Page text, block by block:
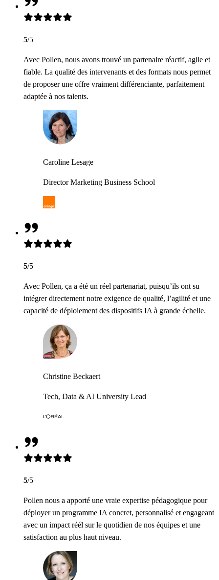
5/5
Avec Pollen, nous avons trouvé un partenaire réactif, agile et
fiable. La qualité des intervenants et des formats nous permet
de proposer une offre vraiment différenciante, parfaitement
adaptée à nos talents.
Caroline Lesage
Director Marketing Business School
5/5
Avec Pollen, ça a été un réel partenariat, puisqu’ils ont su
intégrer directement notre exigence de qualité, l’agilité et une
capacité de déploiement des dispositifs IA à grande échelle.
Christine Beckaert
Tech, Data & AI University Lead
5/5
Pollen nous a apporté une vraie expertise pédagogique pour
déployer un programme IA concret, personnalisé et engageant
avec un impact réél sur le quotidien de nos équipes et une
satisfaction au plus haut niveau.